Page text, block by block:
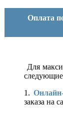
Оплата
Для
следующие
1.
заказа на